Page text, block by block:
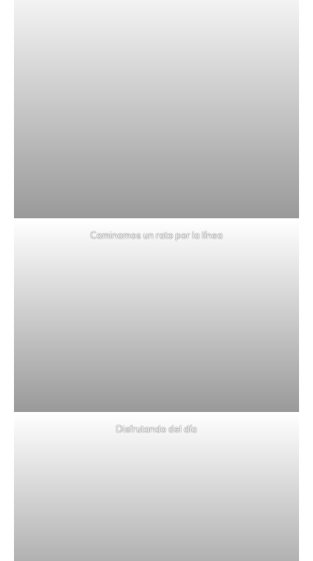
Caminamos un rato por la línea
Disfrutando del día